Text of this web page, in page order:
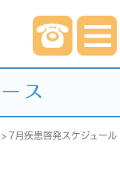
ス
7月疾患啓発スケジュール